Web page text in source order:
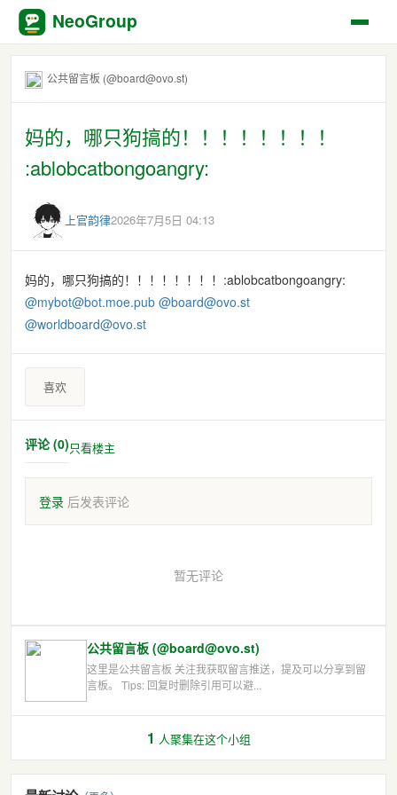
NeoGroup
公共留言板 (@board@ovo.st)
妈的，哪只狗搞的！！！！！！！！​
:ablobcatbongoangry:​
上官韵律2026年7月5日 04:13
妈的，哪只狗搞的！！！！！！！！​:ablobcatbongoangry:​
@mybot@bot.moe.pub @board@ovo.st
@worldboard@ovo.st
喜欢
评论 (0)只看楼主
登录 后发表评论
暂无评论
公共留言板 (@board@ovo.st)
这里是公共留言板 关注我获取留言推送，提及可以分享到留
言板。 Tips: 回复时删除引用可以避...
1 人聚集在这个小组